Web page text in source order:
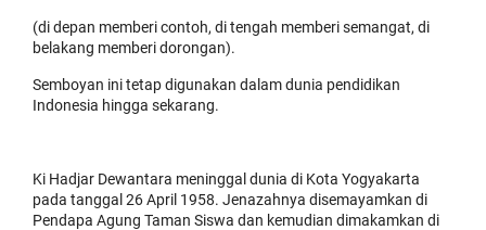
(di depan memberi contoh, di tengah memberi semangat, di
belakang memberi dorongan).
Semboyan ini tetap digunakan dalam dunia pendidikan
Indonesia hingga sekarang.
Ki Hadjar Dewantara meninggal dunia di Kota Yogyakarta
pada tanggal 26 April 1958. Jenazahnya disemayamkan di
Pendapa Agung Taman Siswa dan kemudian dimakamkan di